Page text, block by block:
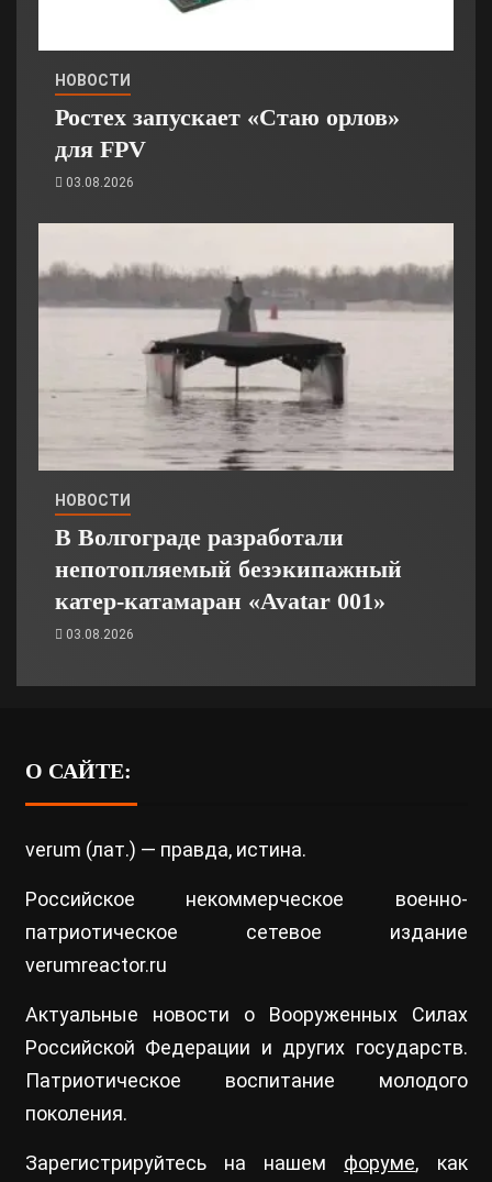
НОВОСТИ
Ростех запускает «Стаю орлов»
для FPV
03.08.2026
НОВОСТИ
В Волгограде разработали
непотопляемый безэкипажный
катер-катамаран «Avatar 001»
03.08.2026
О САЙТЕ:
verum (лат.) — правда, истина.
Российское некоммерческое военно-
патриотическое сетевое издание
verumreactor.ru
Актуальные новости о Вооруженных Силах
Российской Федерации и других государств.
Патриотическое воспитание молодого
поколения.
Зарегистрируйтесь на нашем форуме, как